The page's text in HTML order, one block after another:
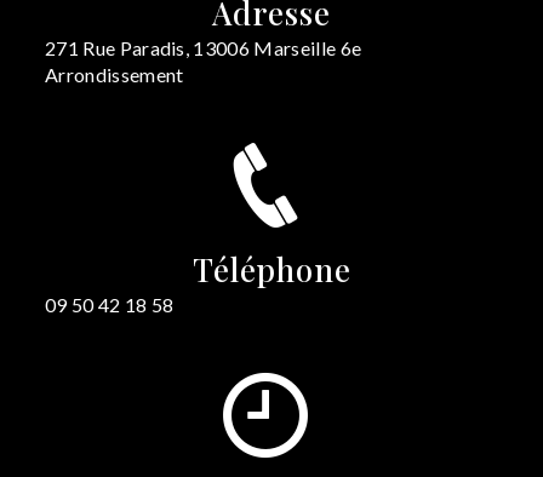
Adresse
271 Rue Paradis, 13006 Marseille 6e
Arrondissement
Téléphone
09 50 42 18 58